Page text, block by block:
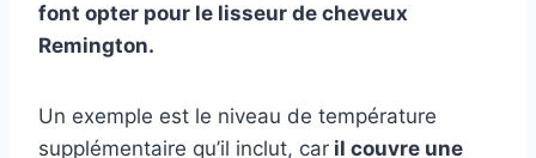
font opter pour le lisseur de cheveux
Remington.
Un exemple est le niveau de température
supplémentaire qu’il inclut, car il couvre une